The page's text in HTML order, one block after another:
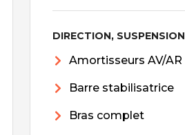
DIRECTION, SUSPENSION
Amortisseurs AV/AR
Barre stabilisatrice
Bras complet